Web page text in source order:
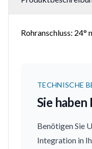
Rohranschluss: 24°
TECHNISCHE
Sie haben
Benötigen Sie
Integration in